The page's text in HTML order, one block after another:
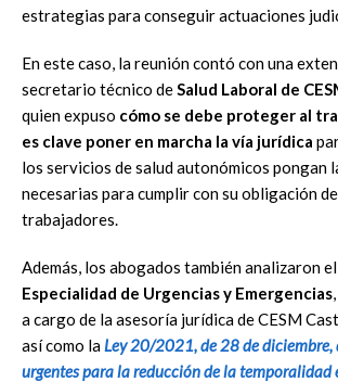
estrategias para conseguir actuaciones
En este caso, la reunión contó con una
secretario técnico deSalud Laboral de
quien expuso cómo se debe proteger al
es clave poner en marcha la vía jurídica
los servicios de salud autonómicos pongan
necesarias para cumplir con su obligación
trabajadores.
Además, los abogados también analizaron el
Especialidad de Urgencias y Emergencias
a cargo de la asesoría jurídica de CESM
así como laLey 20/2021, de 28 de diciembre,
urgentes para la reducción de la temporalidad